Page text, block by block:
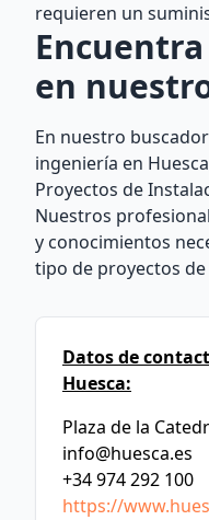
requieren un
en
En nuestro
ingeniería en
Proyectos de
Nuestros
y conocimientos
tipo de proyectos
Datos de
Huesca:
Plaza de la
info@huesca.es
+34 974 292 100
https://